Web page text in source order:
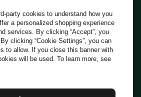
CookiePreferenze Cookie
e Condizioni
Italiano
party cookies to understand how you
a personalized shopping experience
services. By clicking “Accept”, you
clicking “Cookie Settings”, you can
to allow. If you close this banner with
will be used. To learn more, see